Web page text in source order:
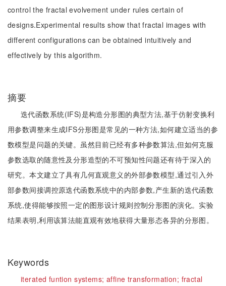
control the fractal evolvement under rules certain of
designs.Experimental results show that fractal images with
different configurations can be obtained intuitively and
effectively by this algorithm.
摘要
迭代函数系统(IFS)是构造分形图的典型方法,基于仿射变换利
用参数调整来生成IFS分形图是常见的一种方法,如何建立适当的参
数模型是问题的关键。虽然目前已经有多种参数算法,但如何克服
参数选取的随意性及分形造型的不可预知性问题还有待于深入的
研究。本文建立了具有几何直观意义的外部参数模型,通过引入外
部参数间接调控原迭代函数系统中的内部参数,产生新的迭代函数
系统,使得能够按照一定的图形设计规则控制分形图的演化。实验
结果表明,利用该算法能直观有效地获得大量形态各异的分形图。
Keywords
iterated funtion systems; affine transformation; fractal